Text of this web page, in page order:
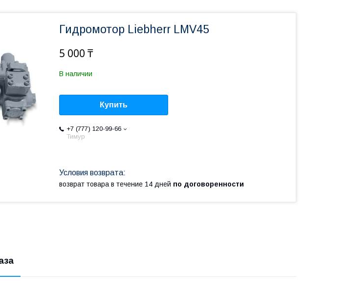
Гидромотор Liebherr LMV45
5 000 ₸
В наличии
Купить
+7 (777) 120-99-66
Тимур
возврат товара в течение 14 дней по договоренности